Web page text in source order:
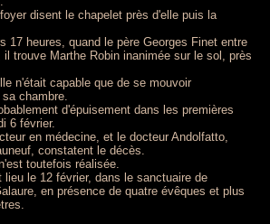
disent le chapelet près d'elle puis la
17 heures, quand le père Georges Finet entre
trouve Marthe Robin inanimée sur le sol, près
n'était capable que de se mouvoir
chambre.
d'épuisement dans les premières
6 février.
en médecine, et le docteur Andolfatto,
constatent le décès.
toutefois réalisée.
lieu le 12 février, dans le sanctuaire de
en présence de quatre évêques et plus